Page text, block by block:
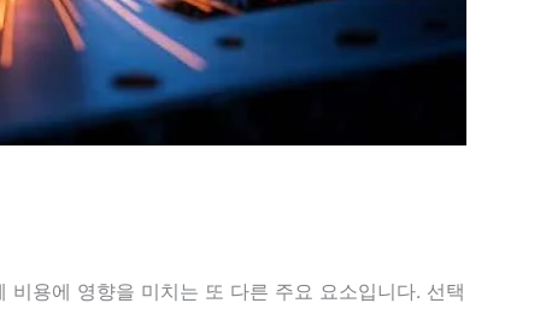
용에 영향을 미치는 또 다른 주요 요소입니다. 선택